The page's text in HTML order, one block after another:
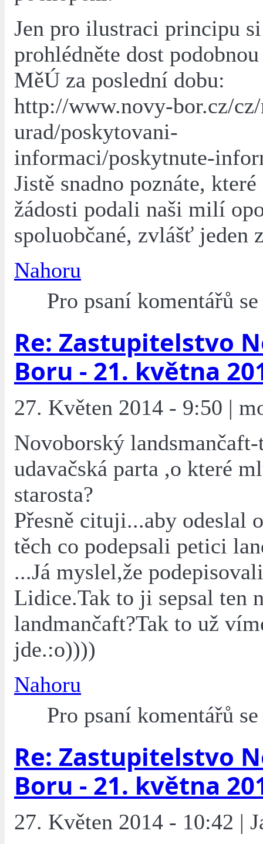
Jen pro ilustraci principu si
prohlédněte dost
MěÚ za poslední dobu:
http://www.novy-bor.cz/
urad/poskytovani-
informaci/poskytnute-
Jistě snadno poznáte,
žádosti podali naši milí
spoluobčané, zvlášť jeden
Nahoru
Pro psaní komentářů
Re: Zastupitelstvo
Boru - 21. května
27. Květen 2014 - 9:50 |
Novoborský
udavačská parta ,o které
starosta?
Přesně cituji...aby odeslal
těch co podepsali petici
...Já myslel,že
Lidice.Tak to ji sepsal ten
landmančaft?Tak to už
jde.:o))))
Nahoru
Pro psaní komentářů
Re: Zastupitelstvo
Boru - 21. května
27. Květen 2014 - 10:42 |